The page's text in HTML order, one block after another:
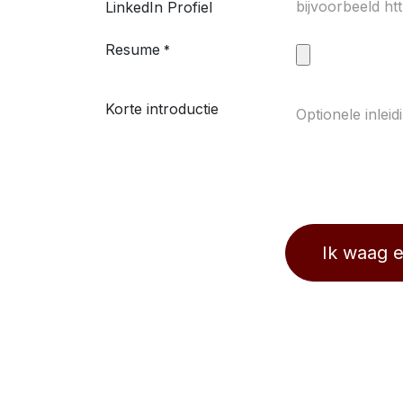
LinkedIn Profiel
Resume *
Korte introductie
Ik waag